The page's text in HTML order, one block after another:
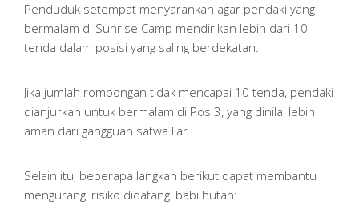
Penduduk setempat menyarankan agar pendaki yang
bermalam di Sunrise Camp mendirikan lebih dari 10
tenda dalam posisi yang saling berdekatan.
Jika jumlah rombongan tidak mencapai 10 tenda, pendaki
dianjurkan untuk bermalam di Pos 3, yang dinilai lebih
aman dari gangguan satwa liar.
Selain itu, beberapa langkah berikut dapat membantu
mengurangi risiko didatangi babi hutan: